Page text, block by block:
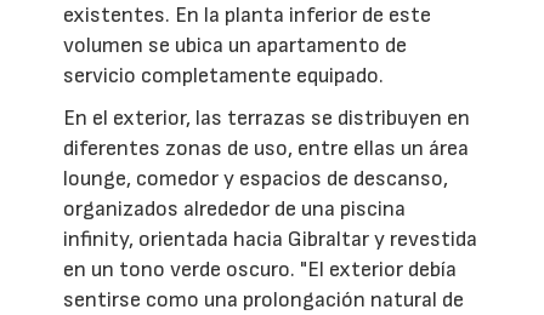
existentes. En la planta inferior de este
volumen se ubica un apartamento de
servicio completamente equipado.
En el exterior, las terrazas se distribuyen en
diferentes zonas de uso, entre ellas un área
lounge, comedor y espacios de descanso,
organizados alrededor de una piscina
infinity, orientada hacia Gibraltar y revestida
en un tono verde oscuro. "El exterior debía
sentirse como una prolongación natural de